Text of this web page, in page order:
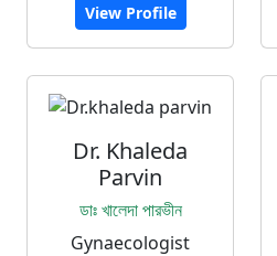
View Profile
Dr. Khaleda
Parvin
ডাঃ খালেদা পারভীন
Gynaecologist